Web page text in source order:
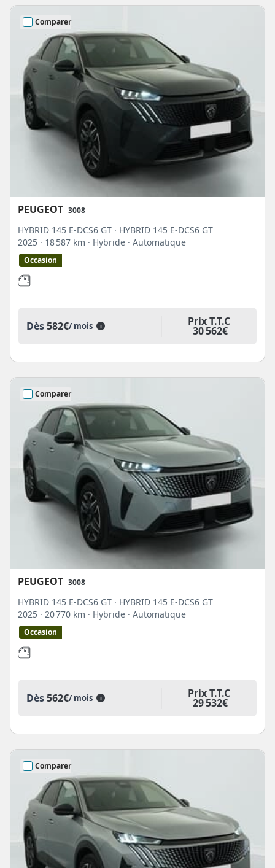
Comparer
PEUGEOT 3008
HYBRID 145 E-DCS6 GT · HYBRID 145 E-DCS6 GT
2025 · 18 587 km · Hybride · Automatique
Occasion
Dès582€/ mois i Prix T.T.C
30 562€
Comparer
PEUGEOT 3008
HYBRID 145 E-DCS6 GT · HYBRID 145 E-DCS6 GT
2025 · 20 770 km · Hybride · Automatique
Occasion
Dès562€/ mois i Prix T.T.C
29 532€
Comparer